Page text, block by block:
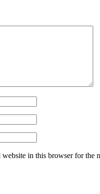
website in this browser for the